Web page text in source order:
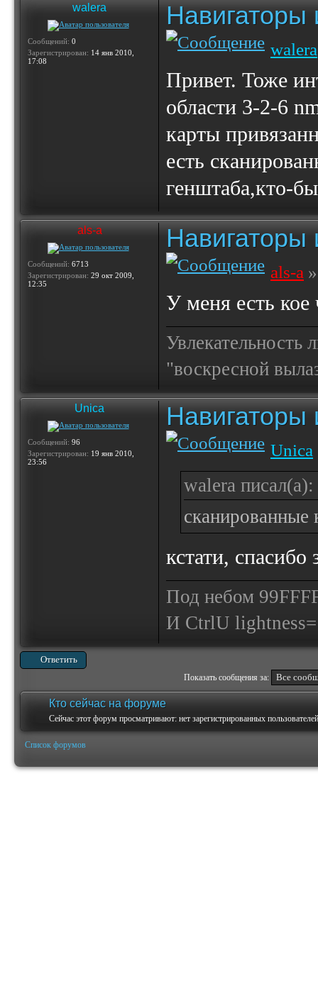
walera
Сообщений: 0
Зарегистрирован: 14 янв 2010,
17:08
Навигаторы
walera
Привет. Тоже
области 3-2-6
карты
есть
генштаба,кто-
als-a
Сообщений: 6713
Зарегистрирован: 29 окт 2009,
12:35
Навигаторы
als-a
У меня есть
Увлекательность
"воскресной
Unica
Сообщений: 96
Зарегистрирован: 19 янв 2010,
23:56
Навигаторы
Unica
walera писал(а):
сканированные
кстати, спасибо
Под небом
И СtrlU
Ответить
Показать сообщения за:
Кто сейчас на форуме
Сейчас этот форум просматривают: нет зарегистрированных
Список форумов